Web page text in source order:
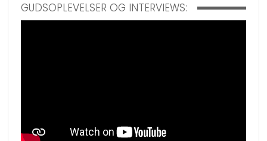
GUDSOPLEVELSER OG INTERVIEWS: